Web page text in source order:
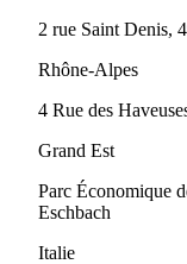
2 rue Saint Denis,
Rhône-Alpes
4 Rue des
Grand Est
Parc Économique
Eschbach
Italie